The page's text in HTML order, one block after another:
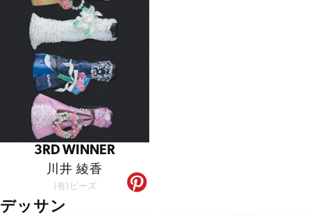
3RD WINNER
川井 綾香
(有)ビーズ
デッサン